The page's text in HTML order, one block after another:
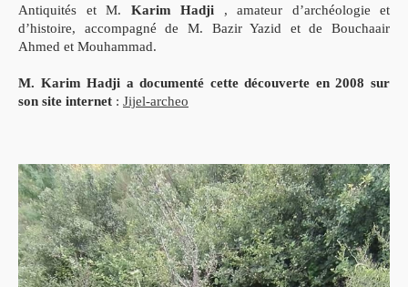
Antiquités et M. Karim Hadji , amateur d’archéologie et
d’histoire, accompagné de M. Bazir Yazid et de Bouchaair
Ahmed et Mouhammad.
M. Karim Hadji a documenté cette découverte en 2008 sur
son site internet : Jijel-archeo